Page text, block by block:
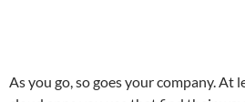
As you go, so goes your company. At